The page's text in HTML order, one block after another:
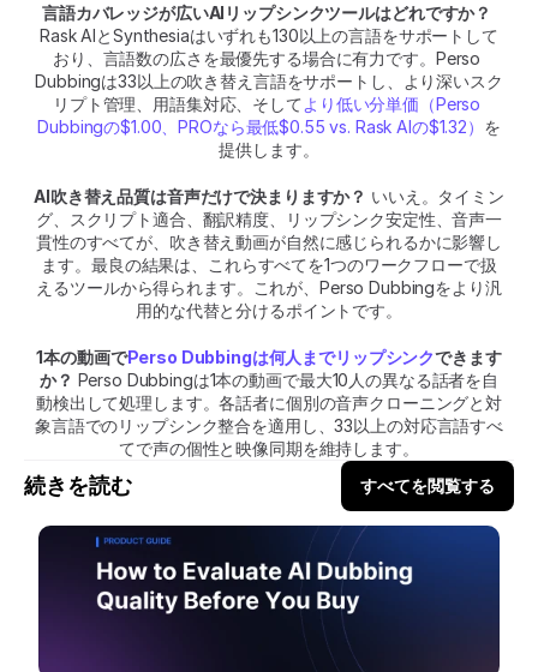
言語カバレッジが広いAIリップシンクツールはどれですか？
Rask AIとSynthesiaはいずれも130以上の言語をサポートして
おり、言語数の広さを最優先する場合に有力です。Perso
Dubbingは33以上の吹き替え言語をサポートし、より深いスク
リプト管理、用語集対応、そして より低い分単価（Perso
Dubbingの$1.00、PROなら最低$0.55 vs. Rask AIの$1.32） を
提供します。
AI吹き替え品質は音声だけで決まりますか？ いいえ。タイミン
グ、スクリプト適合、翻訳精度、リップシンク安定性、音声一
貫性のすべてが、吹き替え動画が自然に感じられるかに影響し
ます。最良の結果は、これらすべてを1つのワークフローで扱
えるツールから得られます。これが、Perso Dubbingをより汎
用的な代替と分けるポイントです。
1本の動画でPerso Dubbingは何人までリップシンクできます
か？ Perso Dubbingは1本の動画で最大10人の異なる話者を自
動検出して処理します。各話者に個別の音声クローニングと対
象言語でのリップシンク整合を適用し、33以上の対応言語すべ
てで声の個性と映像同期を維持します。
続きを読む すべてを閲覧する